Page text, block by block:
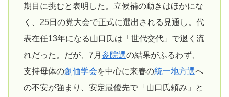
期目に挑むと表明した。立候補の動きはほかにな
く、25日の党大会で正式に選出される見通し。代
表在任13年になる山口氏は「世代交代」で退く流
れだった。だが、7月 参院選の結果がふるわず、
支持母体の創価学会を中心に来春の統一地方選へ
の不安が強まり、安定最優先で「山口氏頼み」と